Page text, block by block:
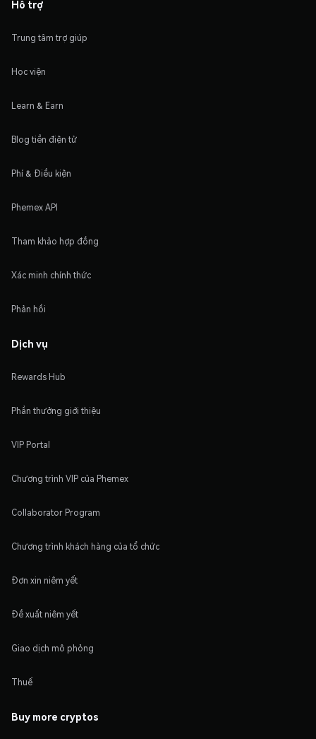
Hỗ trợ
Trung tâm trợ giúp
Học viện
Learn & Earn
Blog tiền điện tử
Phí & Điều kiện
Phemex API
Tham khảo hợp đồng
Xác minh chính thức
Phản hồi
Dịch vụ
Rewards Hub
Phần thưởng giới thiệu
VIP Portal
Chương trình VIP của Phemex
Collaborator Program
Chương trình khách hàng của tổ chức
Đơn xin niêm yết
Đề xuất niêm yết
Giao dịch mô phỏng
Thuế
Buy more cryptos